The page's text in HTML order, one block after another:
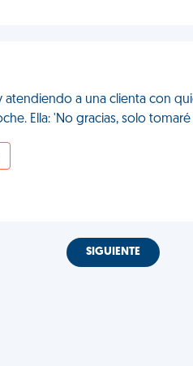
a una clienta con
Ella: 'No gracias, solo
SIGUIENTE